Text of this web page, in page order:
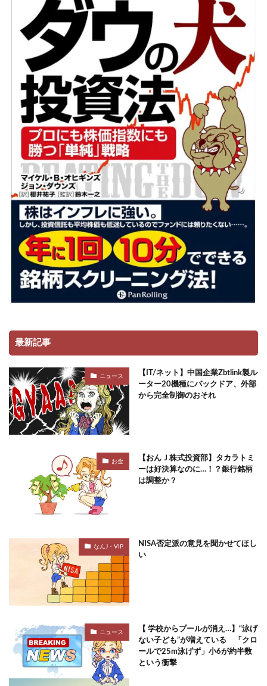
最新記事
ニュース
【IT/ネット】中国企業Zbtlink製ル
ーター20機種にバックドア、外部
から完全制御のおそれ
お金
【おんＪ株式投資部】タカラトミ
ーは好決算なのに…！？銀行銘柄
は調整か？
なんJ・VIP
NISA否定派の意見を聞かせてほし
い
ニュース
【 学校からプールが消え…】“泳げ
ない子ども”が増えている 「クロ
ールで25m泳げず」小6が約半数
という衝撃